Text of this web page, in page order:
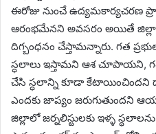
ఈరోజు నుంచే ఉద్యమకార్యచరణ
ఆరంభమేనని అవసరం అయితే జిల్లా
దిగ్బంధనం చేస్తామన్నారు. గత
స్ధలాలు ఇస్తామని ఆశ చూపాయని,
చేసి స్ధలాన్ని కూడా
ఎందకు జాప్యం జరుగుతుందని
జిల్లాలో జర్నలిస్టులకు ఇళ్ళ